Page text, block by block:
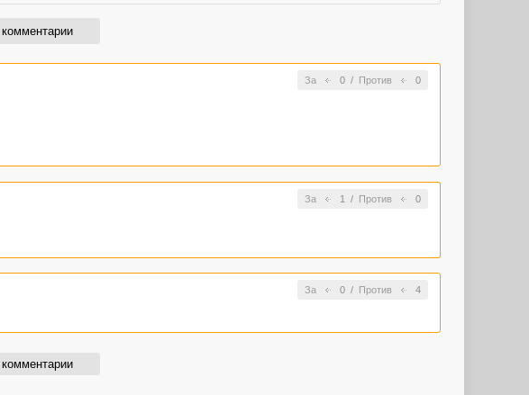
За 0/ Против 0
За 1 / Против 0
За 0/ Против 4